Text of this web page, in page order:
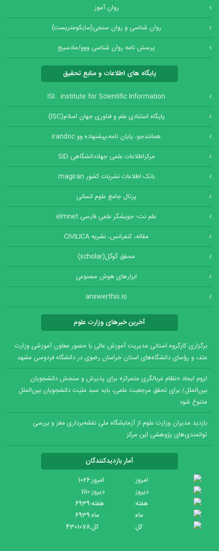
روان آموز
روان شناسی و روان سنجی(سایکومتریست)
پرسش نامه روان شناسی ووو/مادسیج
پایگاه های اطلاعات و منابع تحقیق
ISI . institute for Scientific Information
پایگاه استنادی علم و فناوری جهان اسلام(ISC)
همانندجو، پایان نامه،پیشنهاده وو irandoc
مرکزاطلاعات علمی جهاددانشگاهی SID
بانک اطلاعات نشریات کشور magiran
پرتال جامع علوم انسانی
علم نت؛ جویشگر علمی فارسی elmnet
مقاله، کنفرانس، نشریه CIVILICA
محقق گوگل(scholar)
ابزارهای هوش مصنوعی
answerthis.io
آخرین خبرهای وزارت علوم
برگزاری کارگروه استانی مدیریت آموزش عالی با حضور معاون آموزشی وزارت
عتف و رؤسای دانشگاه‌های استان خراسان رضوی در دانشگاه فردوسی مشهد
لزوم ایجاد «نظام غربالگری متمرکز» برای پذیرش و سنجش دانشجویان
بین‌الملل/ برای تحقق مرجعیت علمی، باید سبد ملیت دانشجویان بین‌الملل
متنوع شود
بازدید مدیران وزارت علوم از آزمایشگاه ملی نقشه‌برداری مغز و بررسی
توانمندی‌های پژوهشی این مرکز
آمار بازدیدکنندگان
امروز:1026
دیروز:1110
هفته:6939
ماه:6939
کل:4301078